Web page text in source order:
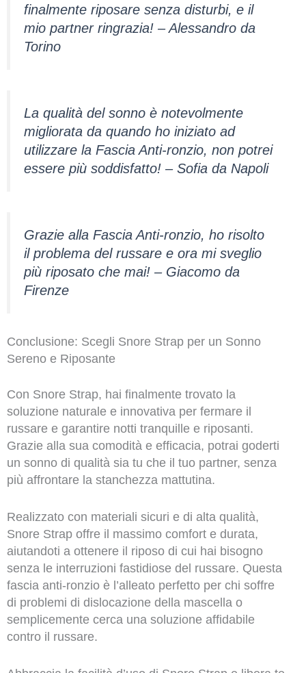
finalmente riposare senza disturbi, e il
mio partner ringrazia! – Alessandro da
Torino
La qualità del sonno è notevolmente
migliorata da quando ho iniziato ad
utilizzare la Fascia Anti-ronzio, non potrei
essere più soddisfatto! – Sofia da Napoli
Grazie alla Fascia Anti-ronzio, ho risolto
il problema del russare e ora mi sveglio
più riposato che mai! – Giacomo da
Firenze
Conclusione: Scegli Snore Strap per un Sonno
Sereno e Riposante
Con Snore Strap, hai finalmente trovato la
soluzione naturale e innovativa per fermare il
russare e garantire notti tranquille e riposanti.
Grazie alla sua comodità e efficacia, potrai goderti
un sonno di qualità sia tu che il tuo partner, senza
più affrontare la stanchezza mattutina.
Realizzato con materiali sicuri e di alta qualità,
Snore Strap offre il massimo comfort e durata,
aiutandoti a ottenere il riposo di cui hai bisogno
senza le interruzioni fastidiose del russare. Questa
fascia anti-ronzio è l’alleato perfetto per chi soffre
di problemi di dislocazione della mascella o
semplicemente cerca una soluzione affidabile
contro il russare.